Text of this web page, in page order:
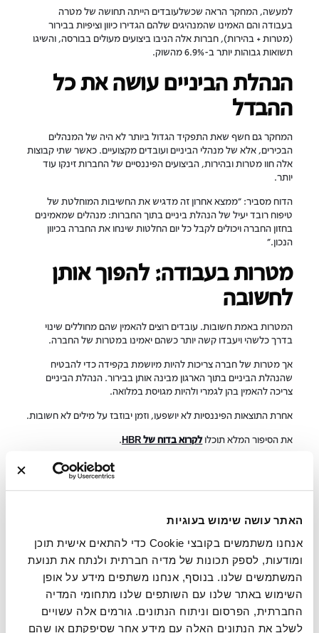
האתר עושה שימוש בעוגיות
אנחנו משתמשים בקובצי Cookie כדי להתאים אישית תוכן
ומודעות, לספק תכונות של מדיה חברתית ולנתח את תנועת
המשתמשים שלנו. בנוסף, אנחנו משתפים מידע על אופן
השימוש באתר שלנו עם השותפים שלנו מתחומי המדיה
החברתית, הפרסום וניתוח הנתונים. גורמים אלה עשויים
לשלב את הנתונים האלה עם מידע אחר שסיפקתם או שהם
למעשה, המחקר הראה שכשלעובדים הייתה תחושה של מטרה
בעבודה והם האמינו שהמנהיגים שלהם הגדירו כיוון וציפיות בבירור
(מטרות + בהירות), חברות אלה הניבו ביצועים מעולים בבורסה, והשיגו
תשואות גבוהות יותר ב-6.9% מהשוק.
הנהלת הביניים עושה את כל
ההבדל
המחקר גם חשף שאת התפקיד הגדול ביותר לא היה של המנהלים
הבכירים, אלא של מנהלי הביניים ועובדים מקצועיים. כאשר שתי קבוצות
אלה חוו מטרות ובהירות, הביצועים הפיננסיים של החברות זינקו עוד
יותר.
הדוח מסביר: "ממצא אחרון זה מדגיש את החשיבות המוחלטת של
טיפוח רובד יעיל של הנהלת ביניים בתוך החברות: מנהלים שמאמינים
בחזון החברה ויכולים לקבל כל יום החלטות שינחו את החברה בכיוון
הנכון."
מטרות בעבודה: להפוך אותן
לחשובה
המטרות באמת חשובות. עובדים רוצים להאמין שהם מחוללים שינוי
בדרך כלשהי ויעבדו קשה יותר כשהם יאמינו במטרות של החברה.
אך מטרות של חברה צריכות להיות מיושמת בקפידה כדי להבטיח
שהנהלת הביניים בתוך הארגון מבינה אותן בבירור. הנהלת הביניים
צריכה להאמין בהן לגמרי ולהיות מגויסת במלואה.
אחרת התוצאות הפיננסיות לא יושפעו, וזמן יבוזבז על מילים לא חשובות.
את הסיפור המלא תוכלולקרוא בדוח של HBR .
אפשר למדוד את המטרות
בעבודה
האם אתם עובדים עם תחושה של בהירות ומטרות בעבודה? באמצעות
Trust Index™‎ המסתמך על מחקר, למדו איך התרבות הארגונית
שלכם מורכבת ואיך תוכלו ליצור מטרות נוספת.